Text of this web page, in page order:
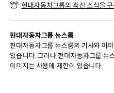
위
현대자동차그룹의 최신 소식을
현대자동차그룹 뉴스룸
현대자동차그룹 뉴스룸의 기사와 이
있습니다. 그러나 현대자동차그룹 뉴
이미지는 사용에 제한이 있습니다.